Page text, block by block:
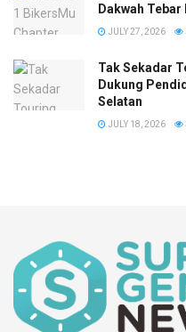
Dakwah
JULY 27, 2026
Tak Sekadar
Dukung
Selatan
JULY 18, 2026